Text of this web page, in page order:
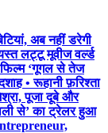
अब नहीं डरेगी
लट्टू मूवीज वर्ल्ड
फिल्म ‘गूगल से तेज
• रूहानी फ़रिश्ता
पूजा दूबे और
से’ का ट्रेलर हुआ